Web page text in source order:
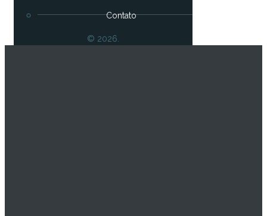
Contato
© 2026.